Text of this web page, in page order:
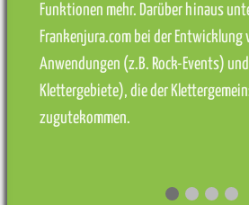
Funktionen mehr. Darüber hinaus
Frankenjura.com bei der Entwicklung
Anwendungen (z.B. Rock-Events)
Klettergebiete), die der
zugutekommen.